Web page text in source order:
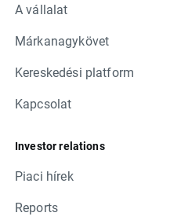
A vállalat
Márkanagykövet
Kereskedési platform
Kapcsolat
Investor relations
Piaci hírek
Reports